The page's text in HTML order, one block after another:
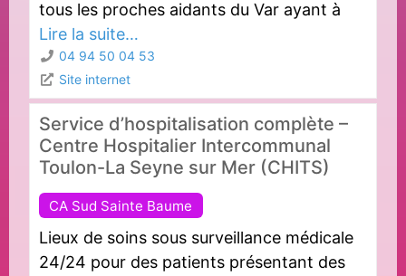
tous les proches aidants du Var ayant à
Lire la suite…
04 94 50 04 53
Site internet
Service d’hospitalisation complète –
Centre Hospitalier Intercommunal
Toulon-La Seyne sur Mer (CHITS)
CA Sud Sainte Baume
Lieux de soins sous surveillance médicale
24/24 pour des patients présentant des